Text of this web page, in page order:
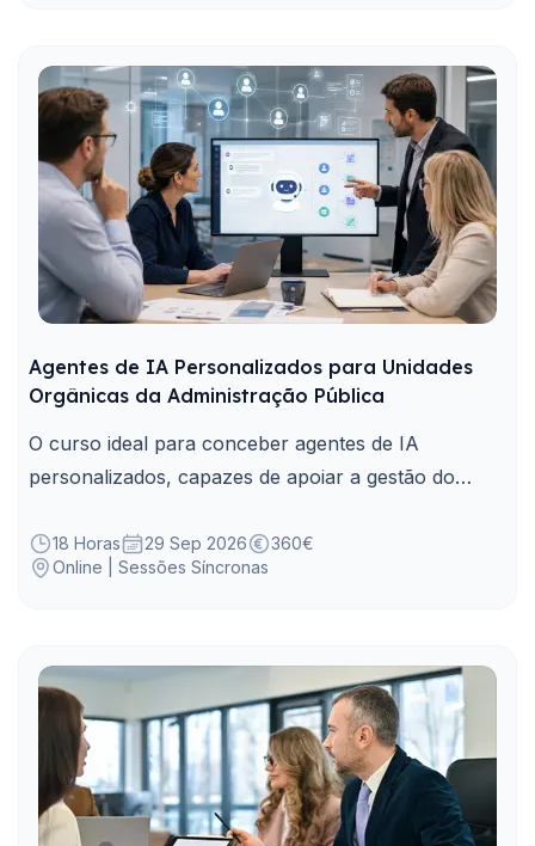
Agentes de IA Personalizados para Unidades
Orgânicas da Administração Pública
O curso ideal para conceber agentes de IA
personalizados, capazes de apoiar a gestão do
necessidades das unidades orgânicas da
Administração Pública.
18 Horas 29 Sep 2026
360€
Online | Sessões Síncronas